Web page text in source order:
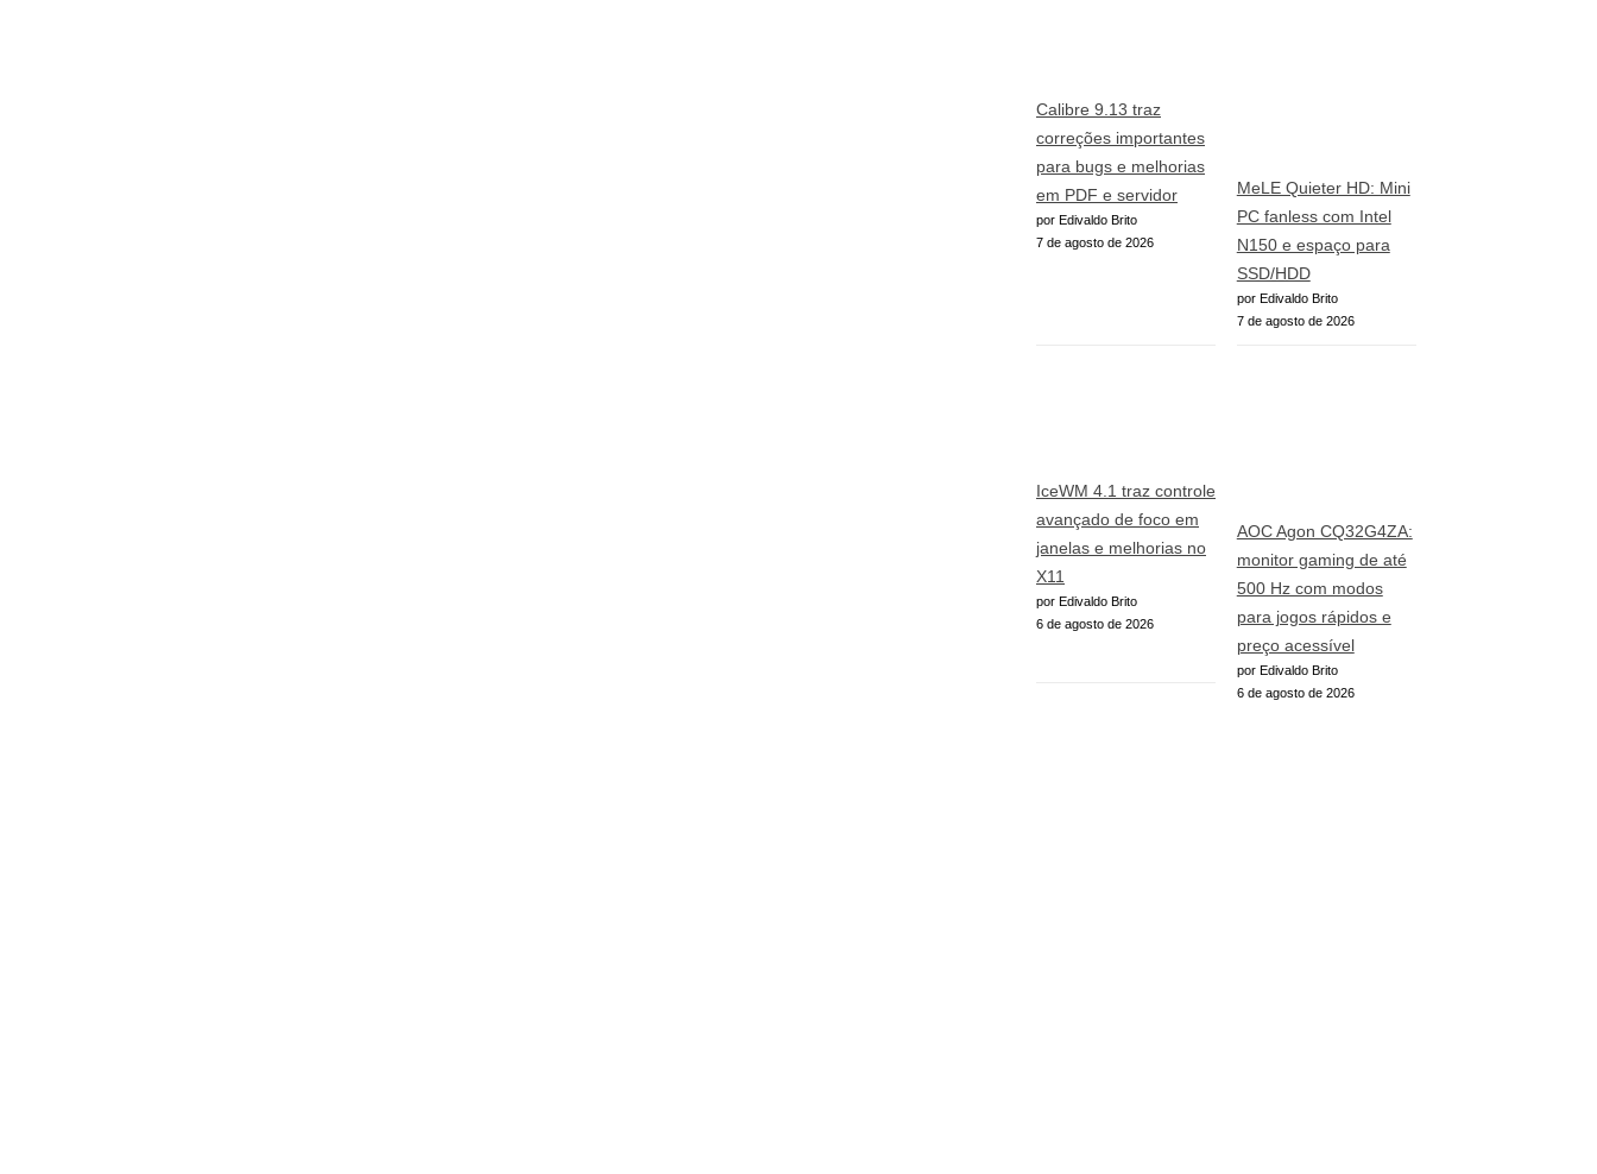
Calibre 9.13 traz
correções importantes
para bugs e melhorias
em PDF e servidor
por Edivaldo Brito
7 de agosto de 2026
MeLE Quieter HD: Mini
PC fanless com Intel
N150 e espaço para
SSD/HDD
por Edivaldo Brito
7 de agosto de 2026
IceWM 4.1 traz controle
avançado de foco em
janelas e melhorias no
X11
por Edivaldo Brito
6 de agosto de 2026
AOC Agon CQ32G4ZA:
monitor gaming de até
500 Hz com modos
para jogos rápidos e
preço acessível
por Edivaldo Brito
6 de agosto de 2026